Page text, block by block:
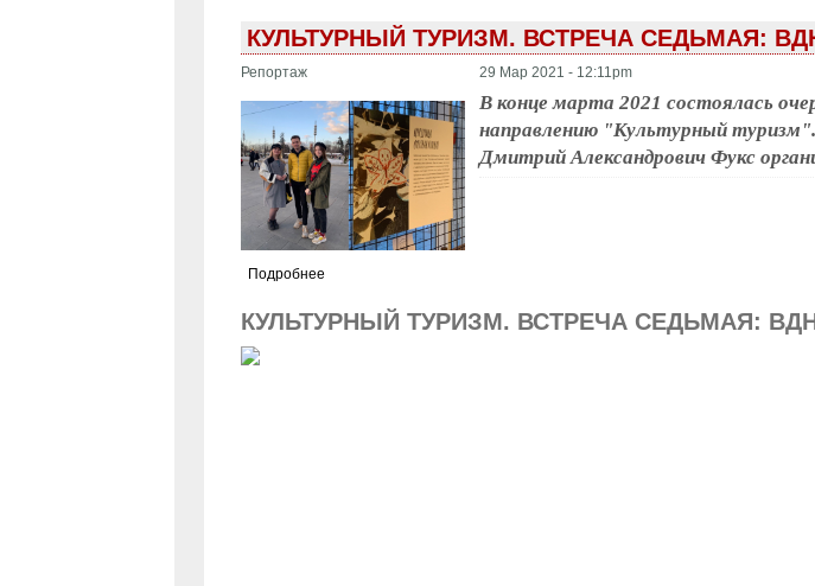
КУЛЬТУРНЫЙ ТУРИЗМ. ВСТРЕЧА СЕДЬМАЯ:
Репортаж 29 Мар 2021 - 12:11pm
В конце марта 2021 состоялась
направлению "Культурный
Дмитрий Александрович Фукс
Подробнее
КУЛЬТУРНЫЙ ТУРИЗМ. ВСТРЕЧА СЕДЬМАЯ: